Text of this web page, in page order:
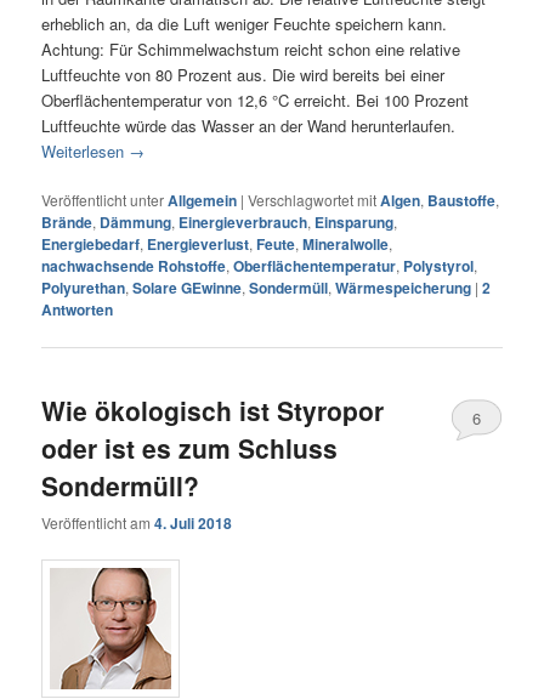
erheblich an, da die Luft weniger Feuchte speichern kann.
Achtung: Für Schimmelwachstum reicht schon eine relative
Luftfeuchte von 80 Prozent aus. Die wird bereits bei einer
Oberflächentemperatur von 12,6 °C erreicht. Bei 100 Prozent
Luftfeuchte würde das Wasser an der Wand herunterlaufen.
Weiterlesen →
Veröffentlicht unterAllgemein |Verschlagwortet mitAlgen, Baustoffe,
Brände, Dämmung, Einergieverbrauch, Einsparung,
Energiebedarf, Energieverlust,Feute,Mineralwolle,
nachwachsende Rohstoffe,Oberflächentemperatur, Polystyrol,
Polyurethan,Solare GEwinne,Sondermüll,Wärmespeicherung |2
Antworten
Wie ökologisch ist Styropor
oder ist es zum Schluss
Sondermüll?
Veröffentlicht am4. Juli 2018
6